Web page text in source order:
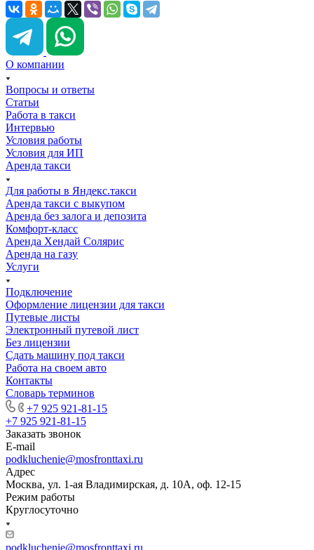
О компании
Вопросы и ответы
Статьи
Работа в такси
Интервью
Условия работы
Условия для ИП
Аренда такси
Для работы в Яндекс.такси
Аренда такси с выкупом
Аренда без залога и депозита
Комфорт-класс
Аренда Хендай Солярис
Аренда на газу
Услуги
Подключение
Оформление лицензии для такси
Путевые листы
Электронный путевой лист
Без лицензии
Сдать машину под такси
Работа на своем авто
Контакты
Словарь терминов
+7 925 921-81-15
+7 925 921-81-15
Заказать звонок
E-mail
podkluchenie@mosfronttaxi.ru
Адрес
Москва, ул. 1-ая Владимирская, д. 10А, оф. 12-15
Режим работы
Круглосуточно
podkluchenie@mosfronttaxi.ru